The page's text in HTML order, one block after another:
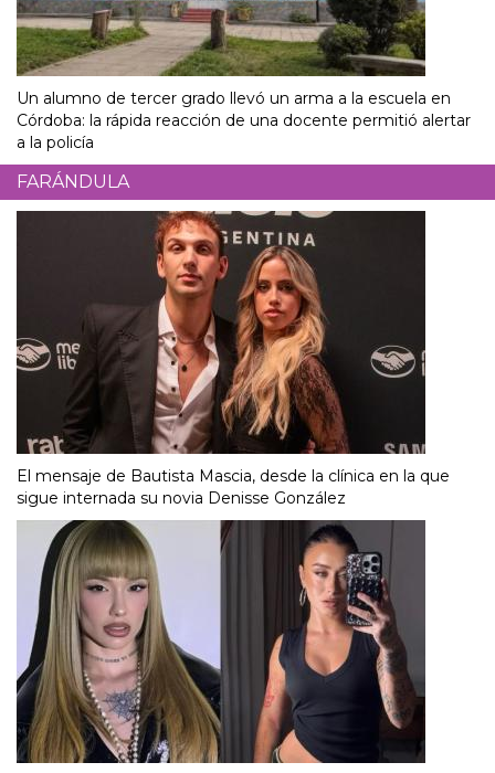
Un alumno de tercer grado llevó un arma a la escuela en
Córdoba: la rápida reacción de una docente permitió alertar
a la policía
FARÁNDULA
El mensaje de Bautista Mascia, desde la clínica en la que
sigue internada su novia Denisse González